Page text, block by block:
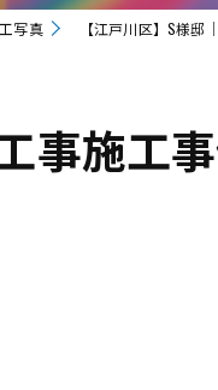
写真 【江戸川区】S様
事施工